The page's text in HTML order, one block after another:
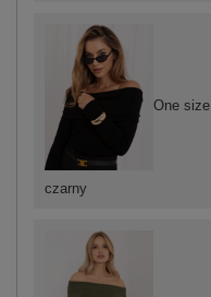
czarny
One size